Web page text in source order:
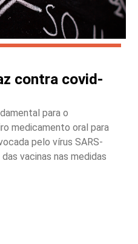
contra covid-
para o
medicamento oral para
pelo vírus SARS-
vacinas nas medidas